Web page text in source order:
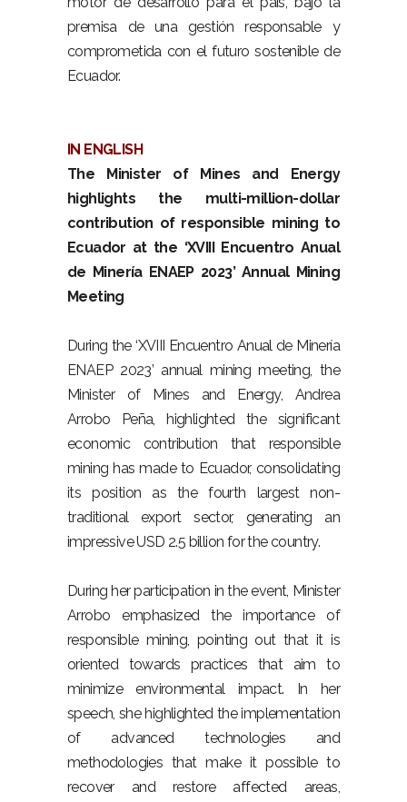
premisa de una gestión responsable y
comprometida con el futuro sostenible de
Ecuador.
IN ENGLISH
The Minister of Mines and Energy
highlights the multi-million-dollar
contribution of responsible mining to
Ecuador at the ‘XVIII Encuentro Anual
de Minería ENAEP 2023’ Annual Mining
Meeting
During the ‘XVIII Encuentro Anual de Minería
ENAEP 2023’ annual mining meeting, the
Minister of Mines and Energy, Andrea
Arrobo Peña, highlighted the significant
economic contribution that responsible
mining has made to Ecuador, consolidating
its position as the fourth largest non-
traditional export sector, generating an
impressive USD 2.5 billion for the country.
During her participation in the event, Minister
Arrobo emphasized the importance of
responsible mining, pointing out that it is
oriented towards practices that aim to
minimize environmental impact. In her
speech, she highlighted the implementation
of advanced technologies and
methodologies that make it possible to
recover and restore affected areas,